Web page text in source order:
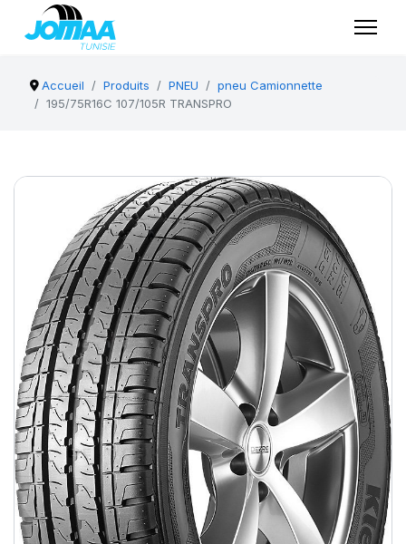
Accueil Produits PNEU
pneu Camionnette
195/75R16C 107/105R TRANSPRO